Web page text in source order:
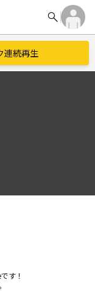
search
連続再生
す！